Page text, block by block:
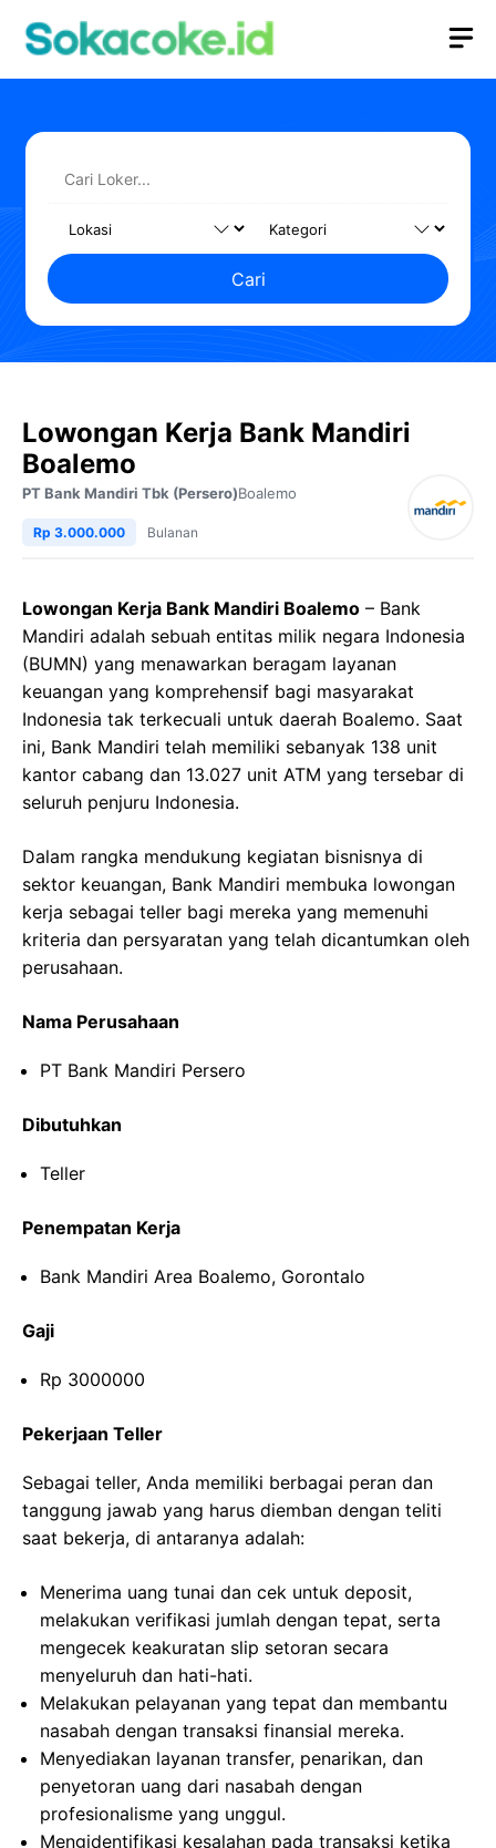
Cari
Lowongan Kerja Bank Mandiri
Boalemo
PT Bank Mandiri Tbk (Persero)Boalemo
Rp 3.000.000 Bulanan
Lowongan Kerja Bank Mandiri Boalemo – Bank
Mandiri adalah sebuah entitas milik negara Indonesia
(BUMN) yang menawarkan beragam layanan
keuangan yang komprehensif bagi masyarakat
Indonesia tak terkecuali untuk daerah Boalemo. Saat
ini, Bank Mandiri telah memiliki sebanyak 138 unit
kantor cabang dan 13.027 unit ATM yang tersebar di
seluruh penjuru Indonesia.
Dalam rangka mendukung kegiatan bisnisnya di
sektor keuangan, Bank Mandiri membuka lowongan
kerja sebagai teller bagi mereka yang memenuhi
kriteria dan persyaratan yang telah dicantumkan oleh
perusahaan.
Nama Perusahaan
PT Bank Mandiri Persero
Dibutuhkan
Teller
Penempatan Kerja
Bank Mandiri Area Boalemo, Gorontalo
Gaji
Rp 3000000
Pekerjaan Teller
Sebagai teller, Anda memiliki berbagai peran dan
tanggung jawab yang harus diemban dengan teliti
saat bekerja, di antaranya adalah:
Menerima uang tunai dan cek untuk deposit,
melakukan verifikasi jumlah dengan tepat, serta
mengecek keakuratan slip setoran secara
menyeluruh dan hati-hati.
Melakukan pelayanan yang tepat dan membantu
nasabah dengan transaksi finansial mereka.
Menyediakan layanan transfer, penarikan, dan
penyetoran uang dari nasabah dengan
profesionalisme yang unggul.
Mengidentifikasi kesalahan pada transaksi ketika